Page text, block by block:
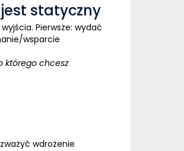
statyczny
Pierwsze: wydać
wsparcie
którego chcesz
wdrożenie